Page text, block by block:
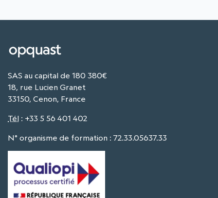
SAS au capital de 180 380€
18, rue Lucien Granet
33150, Cenon, France
Tél : +33 5 56 401 402
N° organisme de formation : 72.33.05637.33